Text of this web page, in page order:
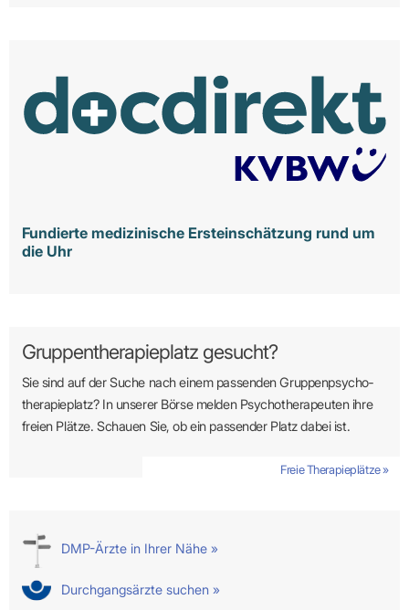
Fundierte medizinische Ersteinschätzung rund um
die Uhr
Gruppentherapieplatz gesucht?
Sie sind auf der Suche nach einem passenden Gruppen­psycho­
therapie­platz? In unserer Börse melden Psycho­­thera­­peuten ihre
freien Plätze. Schauen Sie, ob ein passender Platz dabei ist.
Freie Therapieplätze »
DMP-Ärzte in Ihrer Nähe »
Durchgangsärzte suchen »